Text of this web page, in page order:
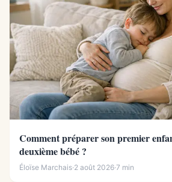
Comment préparer son premier
deuxième bébé ?
Éloïse Marchais·2 août 2026·7 min